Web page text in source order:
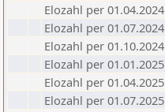
Elozahl per 01.04.2024
Elozahl per 01.07.2024
Elozahl per 01.10.2024
Elozahl per 01.01.2025
Elozahl per 01.04.2025
Elozahl per 01.07.2025